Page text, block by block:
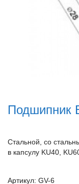
Подшипник
Стальной, со
в капсулу KU40,
Артикул: GV-6